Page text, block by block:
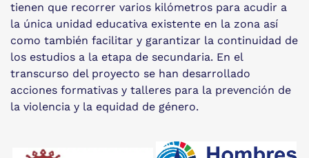
tienen que recorrer varios kilómetros para acudir a
la única unidad educativa existente en la zona así
como también facilitar y garantizar la continuidad de
los estudios a la etapa de secundaria. En el
transcurso del proyecto se han desarrollado
acciones formativas y talleres para la prevención de
la violencia y la equidad de género.